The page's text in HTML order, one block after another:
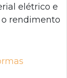
elétrico e
o rendimento